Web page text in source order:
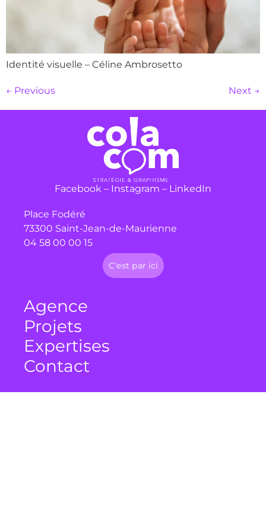
Identité visuelle – Céline Ambrosetto
← Previous Next →
C'est par ici
Facebook – Instagram – LinkedIn
Place Fodéré
73300 Saint-Jean-de-Maurienne
04 58 00 00 15
Agence
Projets
Expertises
Contact